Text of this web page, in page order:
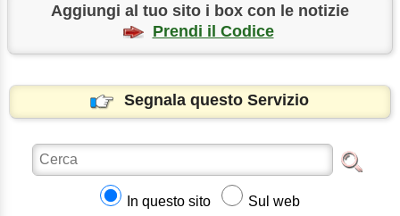
Aggiungi al tuo sito i box con le notizie
Prendi il Codice
Segnala questo Servizio
In questo sito Sul web